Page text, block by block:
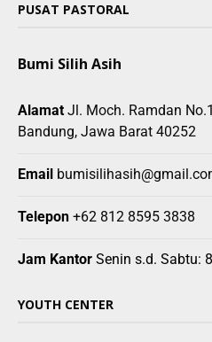
PUSAT PASTORAL
Bumi Silih Asih
Alamat Jl. Moch. Ramdan
Bandung, Jawa Barat 40252
Email
Telepon +62 812 8595 3838
Jam Kantor Senin s.d. Sabtu:
YOUTH CENTER